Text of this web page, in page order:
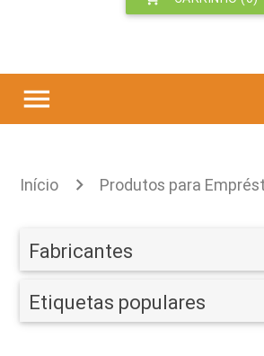
menu
Início Produtos para
Fabricantes
Etiquetas populares